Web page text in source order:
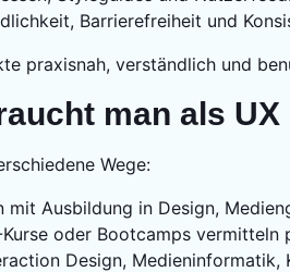
Barrierefreiheit und
praxisnah, verständlich und
man als
Wege:
mit Ausbildung in Design,
oder Bootcamps vermitteln
Design,